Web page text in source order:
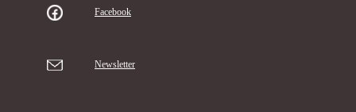
Facebook
Newsletter